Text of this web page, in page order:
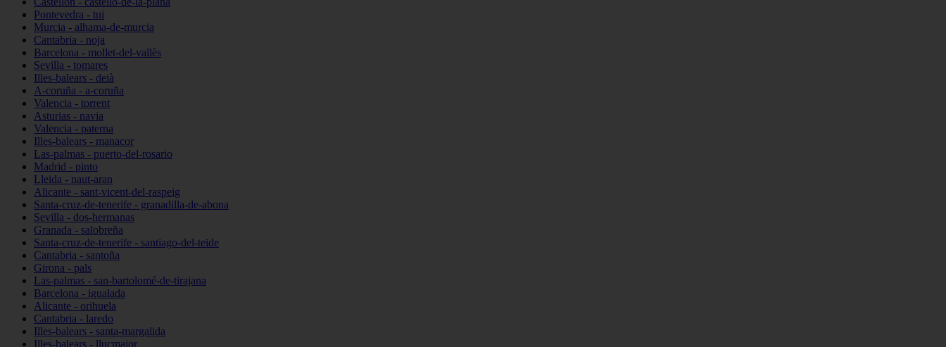
Pontevedra - tui
Murcia - alhama-de-murcia
Cantabria - noja
Barcelona - mollet-del-vallès
Sevilla - tomares
Illes-balears - deià
A-coruña - a-coruña
Valencia - torrent
Asturias - navia
Valencia - paterna
Illes-balears - manacor
Las-palmas - puerto-del-rosario
Madrid - pinto
Lleida - naut-aran
Alicante - sant-vicent-del-raspeig
Santa-cruz-de-tenerife - granadilla-de-abona
Sevilla - dos-hermanas
Granada - salobreña
Santa-cruz-de-tenerife - santiago-del-teide
Cantabria - santoña
Girona - pals
Las-palmas - san-bartolomé-de-tirajana
Barcelona - igualada
Alicante - orihuela
Cantabria - laredo
Illes-balears - santa-margalida
Illes-balears - llucmajor